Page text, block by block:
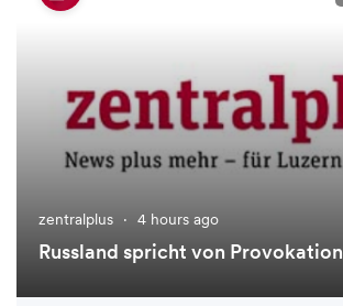
zentralplus · 4 hours ago
Russland spricht von Provokation